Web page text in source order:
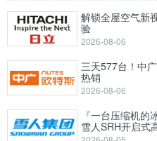
解锁全屋空气新
验
2026-08-06
三天577台！中
热销
2026-08-06
『一台压缩机的
雪人SRH开启式